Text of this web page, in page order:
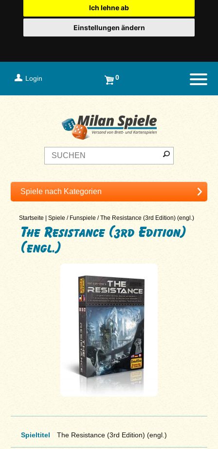
Ich lehne ab
Einstellungen ändern
Login 0
Startseite |Spiele / Funspiele /The Resistance (3rd Edition) (engl.)
The Resistance (3rd Edition)
(engl.)
Spieltitel The Resistance (3rd Edition) (engl.)